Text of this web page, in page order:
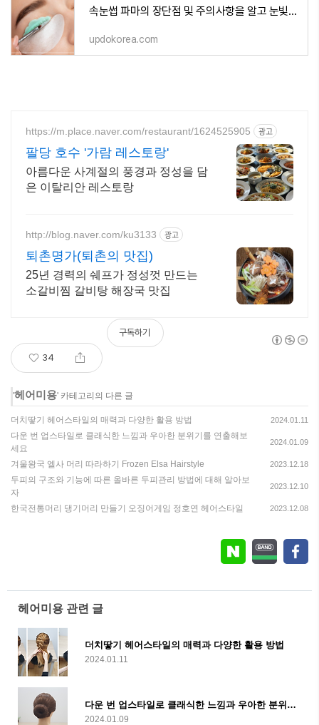
속눈썹 파마의 장단점 및 주의사항을 알고 눈빛의 매력을 극대화시키자
updokorea.com
https://m.place.naver.com/restaurant/1624525905 광고
팔당 호수 '가람 레스토랑'
아름다운 사계절의 풍경과 정성을 담
은 이탈리안 레스토랑
http://blog.naver.com/ku3133 광고
퇴촌명가(퇴촌의 맛집)
25년 경력의 쉐프가 정성껏 만드는
소갈비찜 갈비탕 해장국 맛집
34
구독하기
'헤어미용' 카테고리의 다른 글
더치땋기 헤어스타일의 매력과 다양한 활용 방법 2024.01.11
다운 번 업스타일로 클래식한 느낌과 우아한 분위기를 연출해보
세요
2024.01.09
겨울왕국 엘사 머리 따라하기 Frozen Elsa Hairstyle 2023.12.18
두피의 구조와 기능에 따른 올바른 두피관리 방법에 대해 알아보
자
2023.12.10
한국전통머리 댕기머리 만들기 오징어게임 정호연 헤어스타일 2023.12.08
헤어미용 관련 글
더치땋기 헤어스타일의 매력과 다양한 활용 방법
2024.01.11
다운 번 업스타일로 클래식한 느낌과 우아한 분위기를 연출해보세요
2024.01.09